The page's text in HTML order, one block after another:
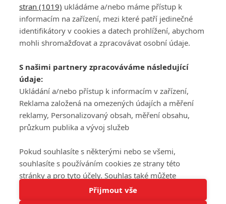
Tato stránka používá soubory cookies.
PŘIHLÁSIT
REGISTROVAT
DISKUZE
Šéfredaktorkou webu jePetr Slavík, e-mailserialy@fandimefilmu.cz
Máte-li zájem o inzerci na našem webu napište nám na e-mail
studio@koncal.com
Ochrana osobních údajů|Zásady používání cookies |Pravidla webu
Upravit nastavení soukromí
© 2016 – 2026 FandimeSerialum.cz / All rights reserved /
stran (1019) ukládáme a/nebo máme přístup k
informacím na zařízení, mezi které patří jedinečné
identifikátory v cookies a datech prohlížení, abychom
mohli shromažďovat a zpracovávat osobní údaje.
S našimi partnery zpracováváme následující
údaje:
Ukládání a/nebo přístup k informacím v zařízení,
Reklama založená na omezených údajích a měření
reklamy, Personalizovaný obsah, měření obsahu,
průzkum publika a vývoj služeb
Pokud souhlasíte s některými nebo se všemi,
souhlasíte s používáním cookies ze strany této
stránky a pro tyto účely. Souhlas také můžete
odmítnout, ale v takovém případě vám na stránce
nebudou k dispozici některé personalizované funkce.
Přijmout vše